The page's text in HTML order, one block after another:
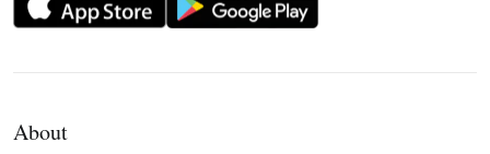
About